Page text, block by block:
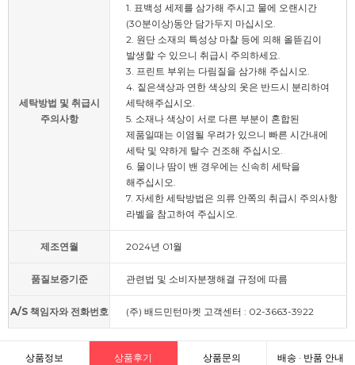
세탁방법 및 취급시
주의사항
1. 표백성 세제를 삼가해 주시고 물에 오랜시간
(30분이상)동안 담가두지 마십시오.
2. 원단 소재의 특성상 마찰 등에 의해 올뜯김이
발생할 수 있으니 취급시 주의하세요.
3. 프린트 부위는 다림질을 삼가해 주십시오.
4. 짙은색상과 연한 색상의 옷은 반드시 분리하여
세탁해주십시오.
5. 소재나 색상이 서로 다른 부분이 혼합된
제품일때는 이염될 우려가 있으니 빠른 시간내에
세탁 및 약하게 탈수 건조해 주십시오.
6. 물이나 땀이 밴 경우에는 신속히 세탁을
해주십시오.
7. 자세한 세탁방법은 의류 안쪽의 취급시 주의사항
라벨을 참고하여 주십시오.
제조연월 2024년 01월
품질보증기준 관련법 및 소비자분쟁해결 규정에 따름
A/S 책임자와 전화번호 (주) 배드민턴마켓 고객센터 : 02-3663-3922
상품정보 상품후기 상품문의 배송 · 반품 안내